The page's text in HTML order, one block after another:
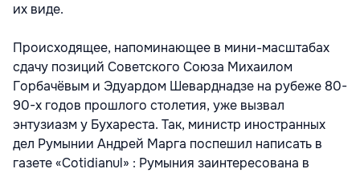
их виде.
Происходящее, напоминающее в мини-масштабах
сдачу позиций Советского Союза Михаилом
Горбачёвым и Эдуардом Шеварднадзе на рубеже 80-
90-х годов прошлого столетия, уже вызвал
энтузиазм у Бухареста. Так, министр иностранных
дел Румынии Андрей Марга поспешил написать в
газете «Cotidianul» : Румыния заинтересована в